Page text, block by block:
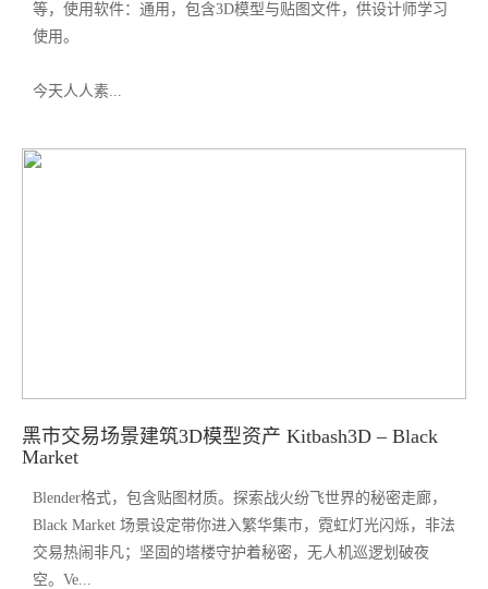
等，使用软件：通用，包含3D模型与贴图文件，供设计师学习
使用。
今天人人素...
黑市交易场景建筑3D模型资产 Kitbash3D – Black
Market
Blender格式，包含贴图材质。探索战火纷飞世界的秘密走廊，
Black Market 场景设定带你进入繁华集市，霓虹灯光闪烁，非法
交易热闹非凡；坚固的塔楼守护着秘密，无人机巡逻划破夜
空。Ve...